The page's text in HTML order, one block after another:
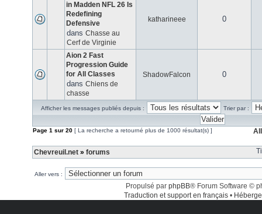
in Madden NFL 26 Is
Redefining
Defensive
dans Chasse au
Cerf de Virginie
katharineee 0
Aion 2 Fast
Progression Guide
for All Classes
dans Chiens de
chasse
ShadowFalcon 0
Afficher les messages publiés depuis : Trier par :
Page 1 sur 20 [ La recherche a retourné plus de 1000 résultat(s) ]
Chevreuil.net » forums
Aller vers :
Propulsé par phpBB® Forum Software ©
Traduction et support en français •